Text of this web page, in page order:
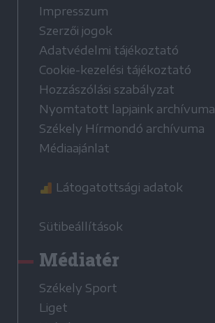
Impresszum
Szerzői jogok
Adatvédelmi tájékoztató
Cookie-kezelési tájékoztató
Hozzászólási szabályzat
Nyomtatott lapjaink archívuma
Székely Hírmondó archívuma
Médiaajánlat
Látogatottsági adatok
Sütibeállítások
Médiatér
Székely Sport
Liget